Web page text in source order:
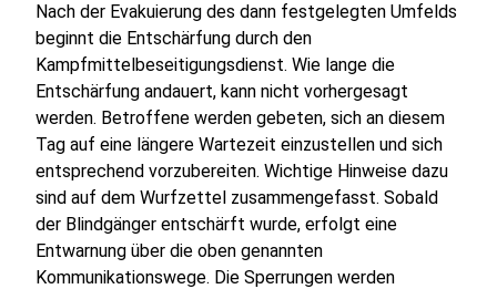
Nach der Evakuierung des dann festgelegten Umfelds
beginnt die Entschärfung durch den
Kampfmittelbeseitigungsdienst. Wie lange die
Entschärfung andauert, kann nicht vorhergesagt
werden. Betroffene werden gebeten, sich an diesem
Tag auf eine längere Wartezeit einzustellen und sich
entsprechend vorzubereiten. Wichtige Hinweise dazu
sind auf dem Wurfzettel zusammengefasst. Sobald
der Blindgänger entschärft wurde, erfolgt eine
Entwarnung über die oben genannten
Kommunikationswege. Die Sperrungen werden